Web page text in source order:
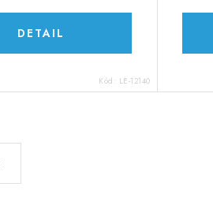
DETAIL
Kód: LE-12140